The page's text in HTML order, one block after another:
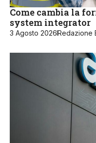
Come cambia la
system integrator
3 Agosto 2026Redazione